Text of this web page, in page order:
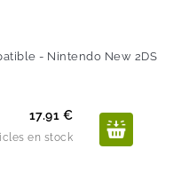
- Nintendo New 2DS
Prix
17.91 €
en stock